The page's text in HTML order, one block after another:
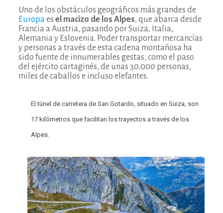
Uno de los obstáculos geográficos más grandes de
Europaes el macizo de los Alpes, que abarca desde
Francia a Austria, pasando por Suiza, Italia,
Alemania y Eslovenia. Poder transportar mercancías
y personas a través de esta cadena montañosa ha
sido fuente de innumerables gestas, como el paso
del ejército cartaginés, de unas 30.000 personas,
miles de caballos e incluso elefantes.
El túnel de carretera de San Gotardo, situado en Suiza, son
17 kilómetros que facilitan los trayectos a través de los
Alpes.